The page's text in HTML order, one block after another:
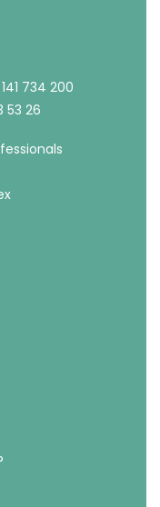
734 200
53 26